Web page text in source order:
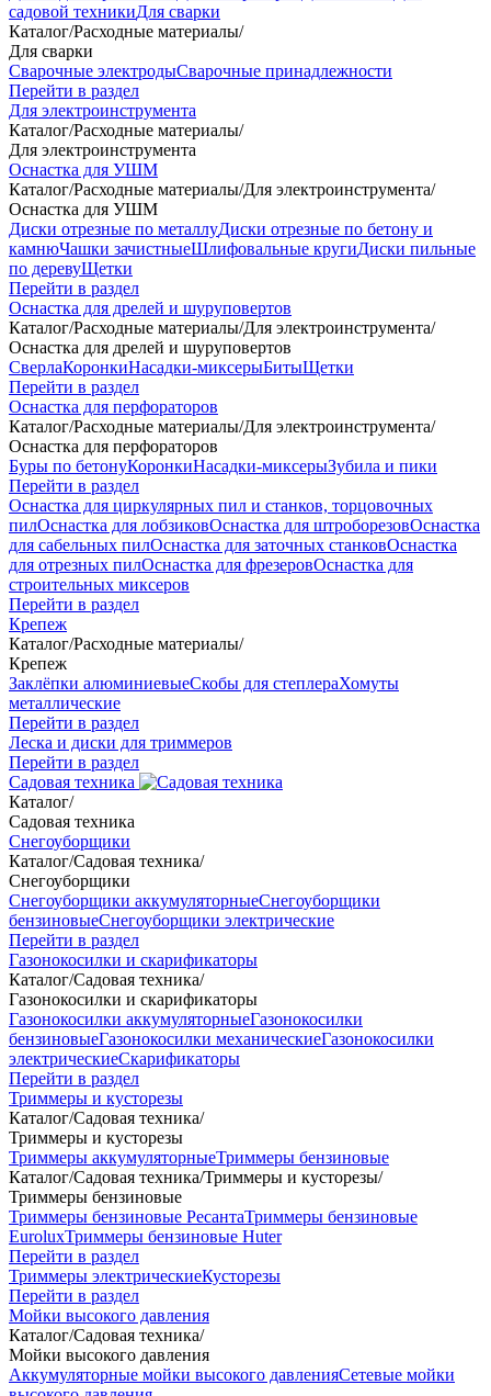
садовой техникиДля сварки
Каталог/Расходные материалы/
Для сварки
Сварочные электродыСварочные принадлежности
Перейти в раздел
Для электроинструмента
Каталог/Расходные материалы/
Для электроинструмента
Оснастка для УШМ
Каталог/Расходные материалы/Для электроинструмента/
Оснастка для УШМ
Диски отрезные по металлуДиски отрезные по бетону и
камнюЧашки зачистныеШлифовальные кругиДиски пильные
по деревуЩетки
Перейти в раздел
Оснастка для дрелей и шуруповертов
Каталог/Расходные материалы/Для электроинструмента/
Оснастка для дрелей и шуруповертов
СверлаКоронкиНасадки-миксерыБитыЩетки
Перейти в раздел
Оснастка для перфораторов
Каталог/Расходные материалы/Для электроинструмента/
Оснастка для перфораторов
Буры по бетонуКоронкиНасадки-миксерыЗубила и пики
Перейти в раздел
Оснастка для циркулярных пил и станков, торцовочных
пилОснастка для лобзиковОснастка для штроборезовОснастка
для сабельных пилОснастка для заточных станковОснастка
для отрезных пилОснастка для фрезеровОснастка для
строительных миксеров
Перейти в раздел
Крепеж
Каталог/Расходные материалы/
Крепеж
Заклёпки алюминиевыеСкобы для степлераХомуты
металлические
Перейти в раздел
Леска и диски для триммеров
Перейти в раздел
Садовая техника
Каталог/
Садовая техника
Снегоуборщики
Каталог/Садовая техника/
Снегоуборщики
Снегоуборщики аккумуляторныеСнегоуборщики
бензиновыеСнегоуборщики электрические
Перейти в раздел
Газонокосилки и скарификаторы
Каталог/Садовая техника/
Газонокосилки и скарификаторы
Газонокосилки аккумуляторныеГазонокосилки
бензиновыеГазонокосилки механическиеГазонокосилки
электрическиеСкарификаторы
Перейти в раздел
Триммеры и кусторезы
Каталог/Садовая техника/
Триммеры и кусторезы
Триммеры аккумуляторныеТриммеры бензиновые
Каталог/Садовая техника/Триммеры и кусторезы/
Триммеры бензиновые
Триммеры бензиновые РесантаТриммеры бензиновые
EuroluxТриммеры бензиновые Huter
Перейти в раздел
Триммеры электрическиеКусторезы
Перейти в раздел
Мойки высокого давления
Каталог/Садовая техника/
Мойки высокого давления
Аккумуляторные мойки высокого давленияСетевые мойки